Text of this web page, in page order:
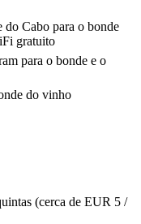
do Cabo para o bonde
gratuito
para o bonde e o
do vinho
(cerca de EUR 5 /